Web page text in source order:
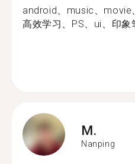
android、music、movie
高效学习、PS、ui、印象
M.
Nanping